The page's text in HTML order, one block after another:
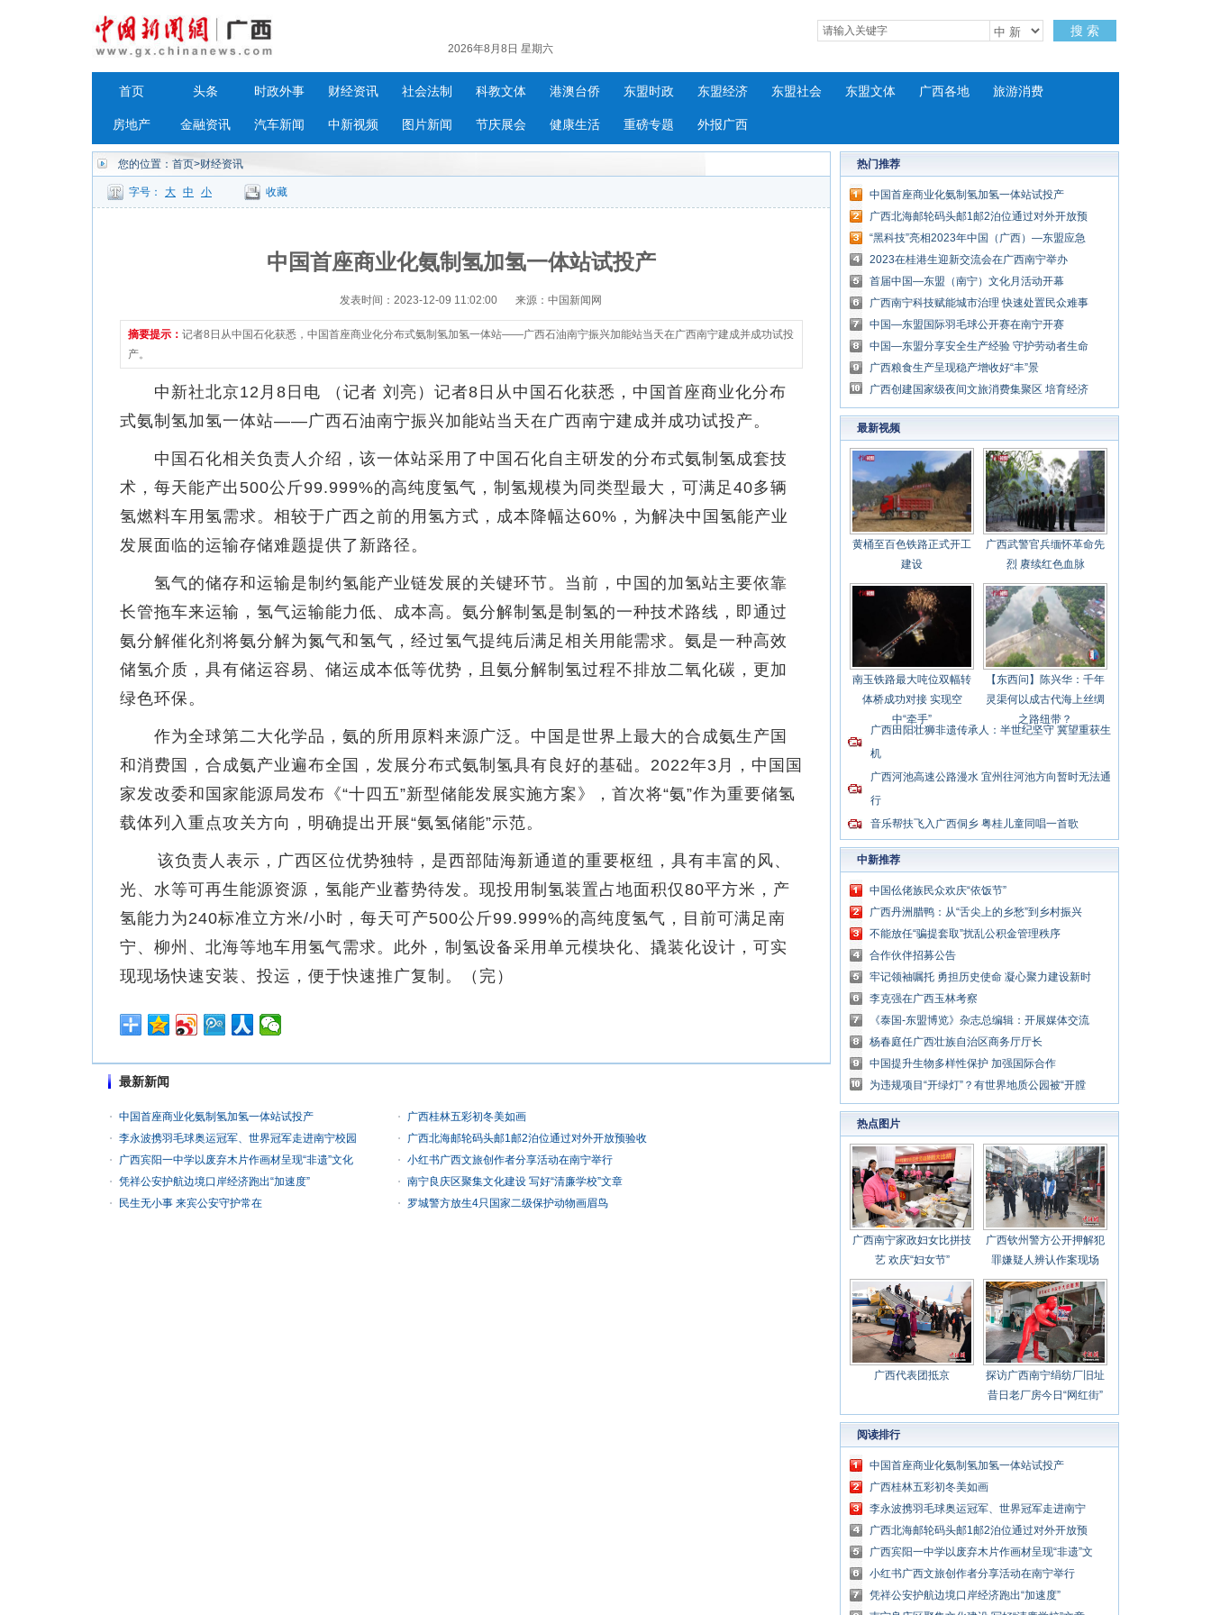
2026年8月8日 星期六
搜 索
首页 头条 时政外事 财经资讯 社会法制 科教文体 港澳台侨 东盟时政 东盟经济 东盟社会 东盟文体 广西各地 旅游消费
房地产 金融资讯 汽车新闻 中新视频 图片新闻 节庆展会 健康生活 重磅专题 外报广西
您的位置： 首页>财经资讯
字号： 大 中 小 收藏
中国首座商业化氨制氢加氢一体站试投产
发表时间：2023-12-09 11:02:00 来源：中国新闻网
摘要提示： 记者8日从中国石化获悉，中国首座商业化分布式氨制氢加氢一体站——广西石油南宁振兴加能站当天在广西南宁建成并成功试投
产。
中新社北京12月8日电 （记者 刘亮）记者8日从中国石化获悉，中国首座商业化分布
式氨制氢加氢一体站——广西石油南宁振兴加能站当天在广西南宁建成并成功试投产。
中国石化相关负责人介绍，该一体站采用了中国石化自主研发的分布式氨制氢成套技
术，每天能产出500公斤99.999%的高纯度氢气，制氢规模为同类型最大，可满足40多辆
氢燃料车用氢需求。相较于广西之前的用氢方式，成本降幅达60%，为解决中国氢能产业
发展面临的运输存储难题提供了新路径。
氢气的储存和运输是制约氢能产业链发展的关键环节。当前，中国的加氢站主要依靠
长管拖车来运输，氢气运输能力低、成本高。氨分解制氢是制氢的一种技术路线，即通过
氨分解催化剂将氨分解为氮气和氢气，经过氢气提纯后满足相关用能需求。氨是一种高效
储氢介质，具有储运容易、储运成本低等优势，且氨分解制氢过程不排放二氧化碳，更加
绿色环保。
作为全球第二大化学品，氨的所用原料来源广泛。中国是世界上最大的合成氨生产国
和消费国，合成氨产业遍布全国，发展分布式氨制氢具有良好的基础。2022年3月，中国国
家发改委和国家能源局发布《“十四五”新型储能发展实施方案》，首次将“氨”作为重要储氢
载体列入重点攻关方向，明确提出开展“氨氢储能”示范。
该负责人表示，广西区位优势独特，是西部陆海新通道的重要枢纽，具有丰富的风、
光、水等可再生能源资源，氢能产业蓄势待发。现投用制氢装置占地面积仅80平方米，产
氢能力为240标准立方米/小时，每天可产500公斤99.999%的高纯度氢气，目前可满足南
宁、柳州、北海等地车用氢气需求。此外，制氢设备采用单元模块化、撬装化设计，可实
现现场快速安装、投运，便于快速推广复制。（完）
最新新闻
中国首座商业化氨制氢加氢一体站试投产
广西桂林五彩初冬美如画
李永波携羽毛球奥运冠军、世界冠军走进南宁校园
广西北海邮轮码头邮1邮2泊位通过对外开放预验收
广西宾阳一中学以废弃木片作画材呈现“非遗”文化
小红书广西文旅创作者分享活动在南宁举行
凭祥公安护航边境口岸经济跑出“加速度”
南宁良庆区聚集文化建设 写好“清廉学校”文章
民生无小事 来宾公安守护常在
罗城警方放生4只国家二级保护动物画眉鸟
热门推荐
中国首座商业化氨制氢加氢一体站试投产
广西北海邮轮码头邮1邮2泊位通过对外开放预
验收
“黑科技”亮相2023年中国（广西）—东盟应急
装备和技术展
2023在桂港生迎新交流会在广西南宁举办
首届中国—东盟（南宁）文化月活动开幕
广西南宁科技赋能城市治理 快速处置民众难事
中国—东盟国际羽毛球公开赛在南宁开赛
中国—东盟分享安全生产经验 守护劳动者生命
健康
广西粮食生产呈现稳产增收好“丰”景
广西创建国家级夜间文旅消费集聚区 培育经济
新业态
最新视频
黄桶至百色铁路正式开工
建设
广西武警官兵缅怀革命先
烈 赓续红色血脉
南玉铁路最大吨位双幅转
体桥成功对接 实现空
中“牵手”
【东西问】陈兴华：千年
灵渠何以成古代海上丝绸
之路纽带？
广西田阳壮狮非遗传承人：半世纪坚守 冀望重获生
机
广西河池高速公路漫水 宜州往河池方向暂时无法通
行
音乐帮扶飞入广西侗乡 粤桂儿童同唱一首歌
中新推荐
中国仫佬族民众欢庆“依饭节”
广西丹洲腊鸭：从“舌尖上的乡愁”到乡村振兴
的“利器”
不能放任“骗提套取”扰乱公积金管理秩序
合作伙伴招募公告
牢记领袖嘱托 勇担历史使命 凝心聚力建设新时
代中国特色社会主义壮美广西
李克强在广西玉林考察
《泰国-东盟博览》杂志总编辑：开展媒体交流
讲好中国与东盟合作故事
杨春庭任广西壮族自治区商务厅厅长
中国提升生物多样性保护 加强国际合作
为违规项目“开绿灯”？有世界地质公园被“开膛
破肚”
热点图片
广西南宁家政妇女比拼技
艺 欢庆“妇女节”
广西钦州警方公开押解犯
罪嫌疑人辨认作案现场
广西代表团抵京
探访广西南宁绢纺厂旧址
昔日老厂房今日“网红街”
阅读排行
中国首座商业化氨制氢加氢一体站试投产
广西桂林五彩初冬美如画
李永波携羽毛球奥运冠军、世界冠军走进南宁
校园
广西北海邮轮码头邮1邮2泊位通过对外开放预
验收
广西宾阳一中学以废弃木片作画材呈现“非遗”文
化
小红书广西文旅创作者分享活动在南宁举行
凭祥公安护航边境口岸经济跑出“加速度”